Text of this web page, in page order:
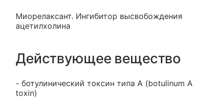
Миорелаксант. Ингибитор высвобождения
ацетилхолина
Действующее вещество
- ботулинический токсин типа A (botulinum A
toxin)